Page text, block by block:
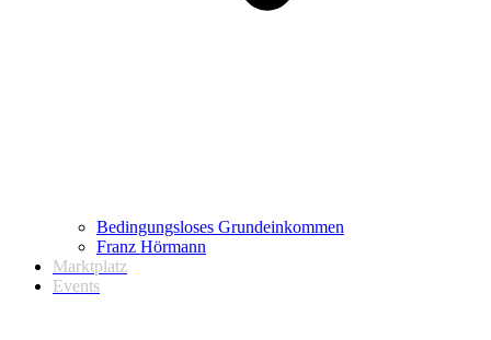
Bedingungsloses Grundeinkommen
Franz Hörmann
Marktplatz
Events